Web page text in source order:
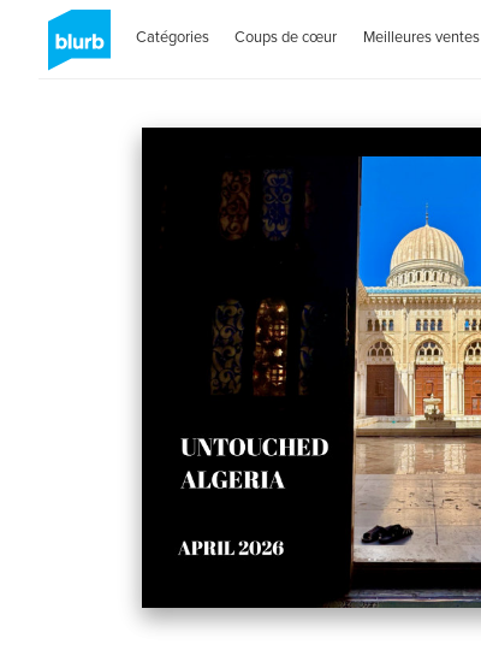
Catégories Coups de cœur Meilleures ventes